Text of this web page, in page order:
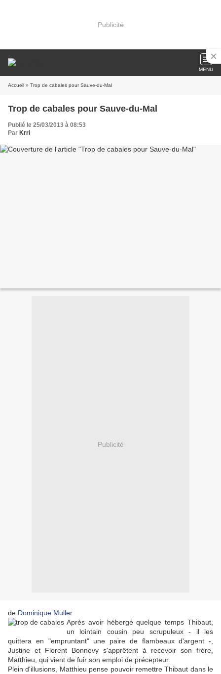
Publicité
MENU
Accueil » Trop de cabales pour Sauve-du-Mal
Trop de cabales pour Sauve-du-Mal
Publié le 25/03/2013 à 08:53
Par Krri
Publicité
de Dominique Muller
Après avoir hébergé quelque temps Thibaut,
un lointain cousin peu scrupuleux - il les
quittera en "empruntant" une paire de flambeaux d'argent -,
Justine et Florent Bonnevy s'apprêtent à recevoir son frère,
Matthieu, qui vient de fuir son emploi de précepteur.
Plein d'illusions, Matthieu pense pouvoir remettre Thibaut dans le